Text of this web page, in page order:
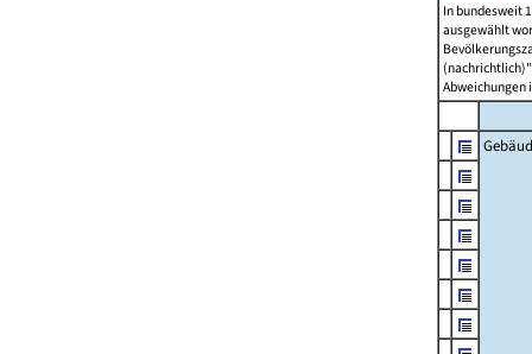
In bundesweit
ausgewählt
Abweichungen